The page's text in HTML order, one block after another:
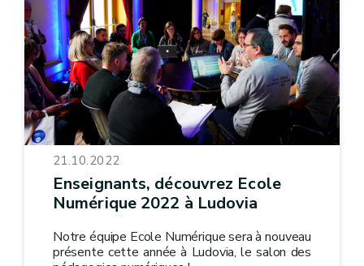
21.10.2022
Enseignants, découvrez Ecole
Numérique 2022 à Ludovia
Notre équipe Ecole Numérique sera à nouveau
présente cette année à Ludovia, le salon des